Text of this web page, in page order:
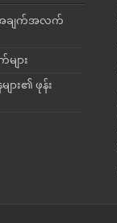
အချက်အလက်
များ
ား၏ ဖုန်း